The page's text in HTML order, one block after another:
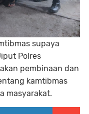
supaya
Polres
pembinaan dan
kamtibmas
masyarakat.